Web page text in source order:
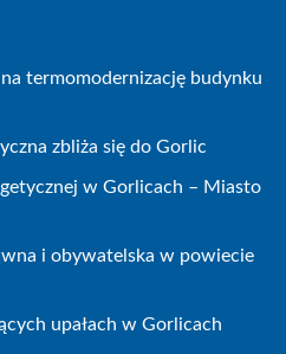
termomodernizację budynku
zbliża się do Gorlic
w Gorlicach – Miasto
i obywatelska w powiecie
upałach w Gorlicach